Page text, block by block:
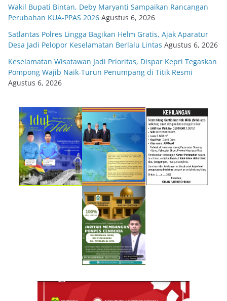
Wakil Bupati Bintan, Deby Maryanti Sampaikan Rancangan
Perubahan KUA-PPAS 2026 Agustus 6, 2026
Satlantas Polres Lingga Bagikan Helm Gratis, Ajak Aparatur
Desa Jadi Pelopor Keselamatan Berlalu Lintas Agustus 6, 2026
Keselamatan Wisatawan Jadi Prioritas, Dispar Kepri Tegaskan
Pompong Wajib Naik-Turun Penumpang di Titik Resmi
Agustus 6, 2026